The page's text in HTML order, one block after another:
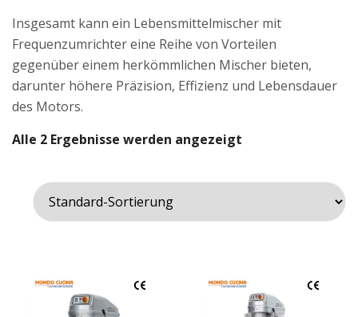
Insgesamt kann ein Lebensmittelmischer mit
Frequenzumrichter eine Reihe von Vorteilen
gegenüber einem herkömmlichen Mischer bieten,
darunter höhere Präzision, Effizienz und Lebensdauer
des Motors.
Alle 2 Ergebnisse werden angezeigt